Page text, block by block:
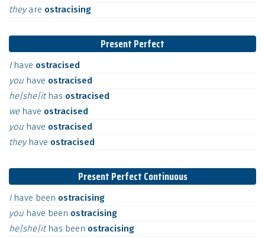
theyare ostracising
Present Perfect
I have ostracised
you have ostracised
he|she|it has ostracised
we have ostracised
you have ostracised
they have ostracised
Present Perfect Continuous
I have been ostracising
you have been ostracising
he|she|it has been ostracising